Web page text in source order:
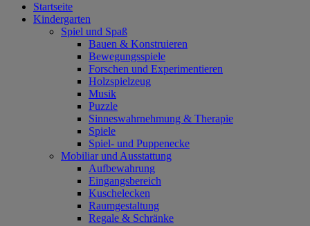
Startseite
Kindergarten
Spiel und Spaß
Bauen & Konstruieren
Bewegungsspiele
Forschen und Experimentieren
Holzspielzeug
Musik
Puzzle
Sinneswahrnehmung & Therapie
Spiele
Spiel- und Puppenecke
Mobiliar und Ausstattung
Aufbewahrung
Eingangsbereich
Kuschelecken
Raumgestaltung
Regale & Schränke